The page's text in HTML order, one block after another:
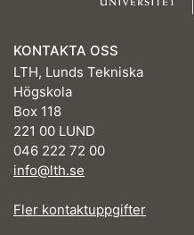
KONTAKTA OSS
LTH, Lunds Tekniska
Högskola
Box 118
221 00 LUND
046 222 72 00
info@lth.se
Fler kontaktuppgifter